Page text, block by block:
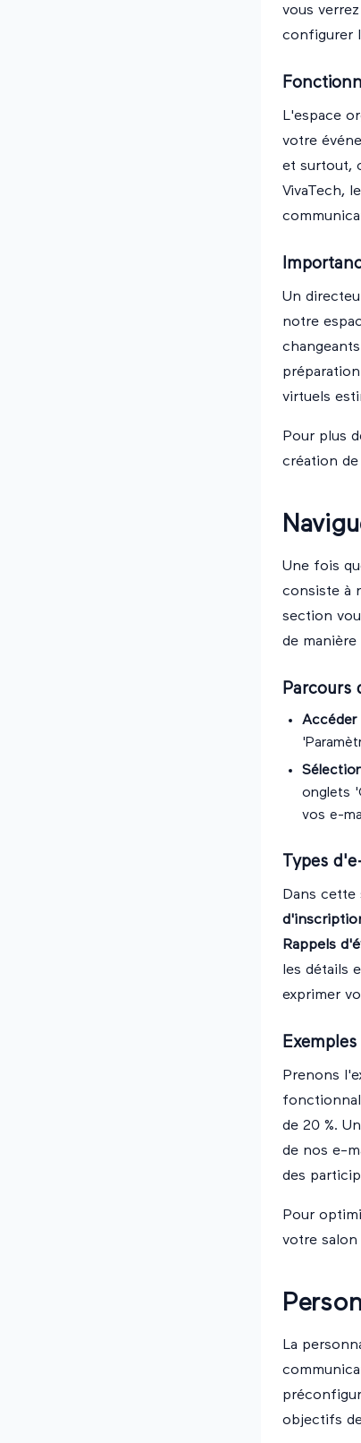
vous
configurer
L'espace
votre
et surtout,
VivaTech,
Un
notre
virtuels
Pour plus
création
Une fois
consiste à
section
de
Parcours
Accéder
onglets
vos e-
Types
Dans
Rappels
les détails
exprimer
Prenons
de 20 %.
de nos e-
des
Pour
votre salon
La
objectifs